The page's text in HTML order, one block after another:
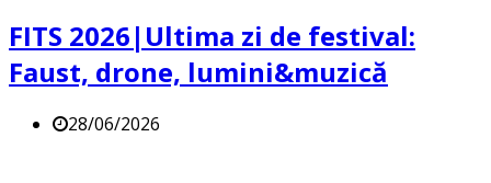
FITS 2026|Ultima zi de festival:
Faust, drone, lumini&muzică
28/06/2026